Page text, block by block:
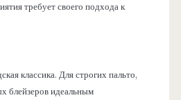
требует своего подхода к
классика. Для строгих пальто,
блейзеров идеальным